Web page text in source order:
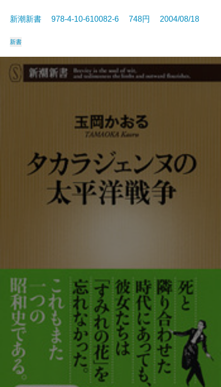
新潮新書 978-4-10-610082-6 748円 2004/08/18
新書